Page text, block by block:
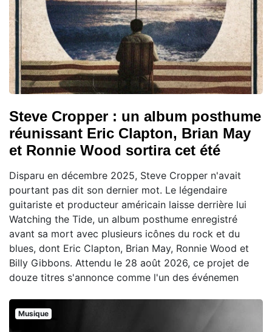
Steve Cropper : un album posthume
réunissant Eric Clapton, Brian May
et Ronnie Wood sortira cet été
Disparu en décembre 2025, Steve Cropper n'avait
pourtant pas dit son dernier mot. Le légendaire
guitariste et producteur américain laisse derrière lui
Watching the Tide, un album posthume enregistré
avant sa mort avec plusieurs icônes du rock et du
blues, dont Eric Clapton, Brian May, Ronnie Wood et
Billy Gibbons. Attendu le 28 août 2026, ce projet de
douze titres s'annonce comme l'un des événemen
Musique